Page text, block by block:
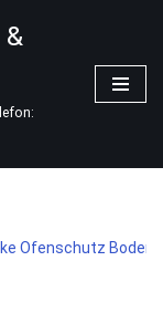
&
Ofenschutz